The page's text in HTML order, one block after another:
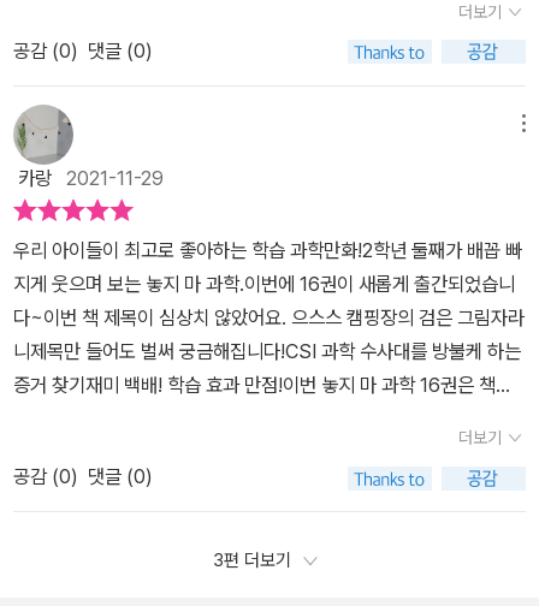
해주고 있는데요.이 부분이 아이들 눈 높이에 맞게설명되어 있어서
어렵지 않게과학 상식을 흡수 할 수 있겠더라고요.4학년 유나는 과학
을 좀 어려워 하는데요.그래서 그런지 저는 과학 도서를어렵지 않고
손이 자주 가는 도서로선정해요.아무리 좋은 도서라고 해도 아이들이
읽지 않으면 무용지물이니까요.놓지마 과학 시리즈는 제가 선택한어
린이 학습만화로 딱이랍니다.놓지마 과학 16권부터하나의 과학 주제
를 집중해서샅샅이 살펴 볼 수 있는 '정신이의 과학X-Files' 코너가
추가 되었어요.날씨에 관한 X-File !날씨에 대한 모든 과학 정보는 물
론날씨와 관련한 사진과 그림으로 구성되어있답니다.요즘 아이가 궁
금해 하는 날씨 부분이이렇게 포함되어 있어서 더 만족했어요.-정신
이가 만난 과학자-정신이와 실력 뽑내기 퀴즈-교과 연계표까지 알차
게 구성되어 있으니끝까지 읽어 보세요.^^어린이 과학도서놓지마 과
법과 간이 정수기 만드는방법도 아이들과 함께 만들어 보면과학에 대
한 흥미를 더 느낄 수 있을거에요.또한 부록으로 함께 오는 과학 지식
카드도 모으는 재미가 있답니다.저는 놓지마 과학 시리즈를 보면서정
신이가 만난 과학자편도 너무 재미있었어요.우리가 다 알고 있는 과
5년 동안 많은 사랑을 받는 이유가 있더라구요.>> 16권은 으스스 숲
캠핑장에서 벌어지는 미스터리한 사건을 이야기로 담고 있어요.주인
공 정신이가 친구들과 참가한 서바이벌대회!알 수 없는 이상한 일들
이 계속 일어나는데…그리고 정신이 주위를 계속 맴돌고 있는 검은 그
림자의 정체는 무엇일까?이야기 속 사건을 해결해 가는 재미와 스릴
넘치는 흥미진진함에 책을 놓을수 가 없어요..탐정 정신이를 따라 으
스스 캠핑장을 혼란으로 몰아넣은 범인의 증거들을 모으다 보면 저절
로 과학 지식이 쌓이는 경험을 할 수 있을답니다.16권에서는 캠핑장
을 배경으로 하는 만큼위기 상황에 꼭 알아야 하는 나침반 만드는 방
법,간이 정수기를 만드는 방법, 날씨를 미리 예측하는 방법...과학 정
보들을 재미 있게 구성하여 자연스럽게 과학 탐정이 되어 과학적 원
리를 이해하게 된답니다.워크북과 과학 개념을 잡아주는 심화학습으
로'정신이의 과학 노트' '정신이가 만난 과학자' 로과학적 원리를 쉽게
설명하고 있어요.또, 실력 뽐내기 퀴즈 코너에서 사다리 타기,빈칸 채
더 더 재미있게 공부해요~❣ 추천합니다!!★과학 탐정으로 변신한
더보기
공감 (0) 댓글 (0)
카랑 2021-11-29
우리 아이들이 최고로 좋아하는 학습 과학만화!2학년 둘째가 배꼽 빠
지게 웃으며 보는 놓지 마 과학.이번에 16권이 새롭게 출간되었습니
다~이번 책 제목이 심상치 않았어요. 으스스 캠핑장의 검은 그림자라
니제목만 들어도 벌써 궁금해집니다!CSI 과학 수사대를 방불케 하는
증거 찾기재미 백배! 학습 효과 만점!이번 놓지 마 과학 16권은 책과
록달록한 파워카드 덕분에 아이는 책을 받자마자 싱글벙글합니다.요
즘 아이의 최대 관심사는 바로 자석!자석은 어떤 걸로 만들어지는지
부터 궁금한 게 한두 가지가 아닌가 봐요.정신이의 과학 노트라는 내
용으로 궁금증들만 쏙쏙 뽑아 정리되어 있어요.자석은 뭘로 만들어지
더보기
공감 (0) 댓글 (0)
3편 더보기